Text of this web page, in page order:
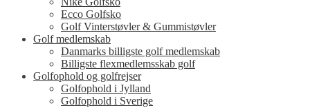
Ecco Golfsko
Golf Vinterstøvler & Gummistøvler
Golf medlemskab
Danmarks billigste golf medlemskab
Billigste flexmedlemsskab golf
Golfophold og golfrejser
Golfophold i Jylland
Golfophold i Sverige